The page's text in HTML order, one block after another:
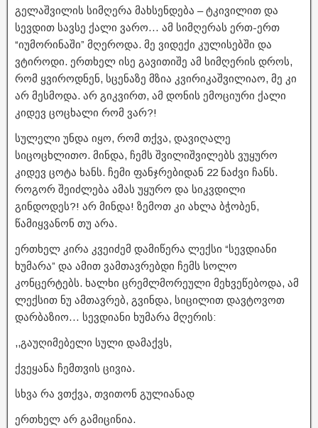
გელაშვილის სიმღერა მახსენდება – ტკივილით და
სევდით სავსე ქალი ვარო… ამ სიმღერას ერთ-ერთ
“იუმორინაში” მღეროდა. მე ვიდექი კულისებში და
ვტიროდი. ერთხელ ისე გავითიშე ამ სიმღერის დროს,
რომ ყვიროდნენ, სცენაზე მზია კვირიკაშვილიაო, მე კი
არ მესმოდა. არ გიკვირთ, ამ დონის ემოციური ქალი
კიდევ ცოცხალი რომ ვარ?!
სულელი უნდა იყო, რომ თქვა, დავიღალე
სიცოცხლითო. მინდა, ჩემს შვილიშვილებს ვუყურო
კიდევ ცოტა ხანს. ჩემი ფანჯრებიდან 22 ნაძვი ჩანს.
როგორ შეიძლება ამას უყურო და სიკვდილი
გინდოდეს?! არ მინდა! ზემოთ კი ახლა ბჭობენ,
წამიყვანონ თუ არა.
ერთხელ კირა კვეიძემ დამიწერა ლექსი “სევდიანი
ხუმარა” და ამით ვამთავრებდი ჩემს სოლო
კონცერტებს. ხალხი ცრემლმორეული მეხვეწებოდა, ამ
ლექსით ნუ ამთავრებ, გვინდა, სიცილით დავტოვოთ
დარბაზიო… სევდიანი ხუმარა მღერის:
,,გაუღიმებელი სული დამაქვს,
ქვეყანა ჩემთვის ცივია.
სხვა რა ვთქვა, თვითონ გულიანად
ერთხელ არ გამიცინია.